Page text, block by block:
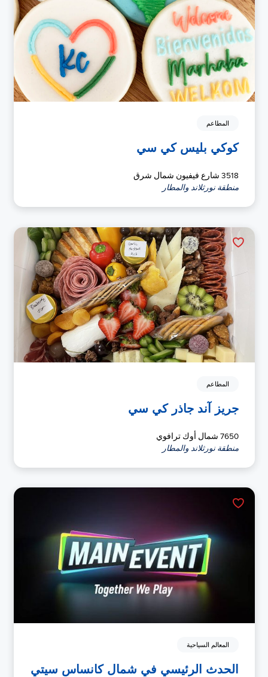
المطاعم
كوكي بليس كي سي
3518 شارع فيفيون شمال شرق
منطقة نورثلاند والمطار
المطاعم
جريز آند جاذر كي سي
7650 شمال أوك ترافوي
منطقة نورثلاند والمطار
المعالم السياحية
الحدث الرئيسي في شمال كانساس سيتي